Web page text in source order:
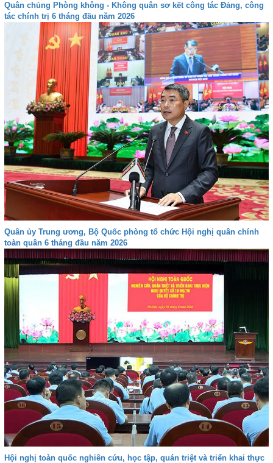
Quân chủng Phòng không - Không quân sơ kết công tác Đảng, công
tác chính trị 6 tháng đầu năm 2026
Quân ủy Trung ương, Bộ Quốc phòng tổ chức Hội nghị quân chính
toàn quân 6 tháng đầu năm 2026
Hội nghị toàn quốc nghiên cứu, học tập, quán triệt và triển khai thực